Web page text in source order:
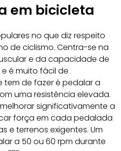
em bicicleta
no que diz respeito
de ciclismo. Centra-se na
e da capacidade de
é muito fácil de
tem de fazer é pedalar a
uma resistência elevada.
significativamente a
força em cada pedalada
e terrenos exigentes. Um
a 50 ou 60 rpm durante